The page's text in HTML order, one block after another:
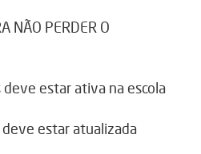
NÃO PERDER O
deve estar ativa na escola
deve estar atualizada